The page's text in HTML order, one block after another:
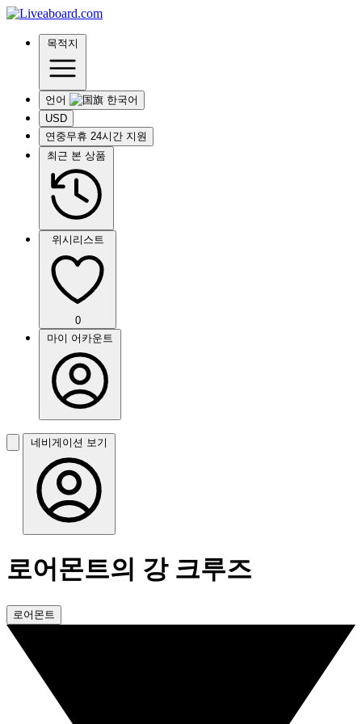
목적지
언어
USD
연중무휴 24시간 지원
최근 본 상품
위시리스트
0
마이 어카운트
네비게이션 보기
로어몬트의 강 크루즈
로어몬트